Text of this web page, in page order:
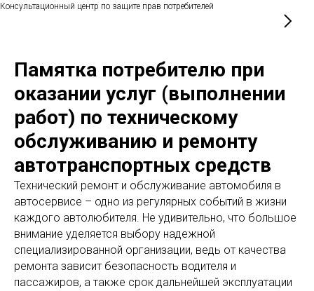
Консультационный центр по защите прав потребителей
Памятка потребителю при
оказании услуг (выполнении
работ) по техническому
обслуживанию и ремонту
автотранспортных средств
Технический ремонт и обслуживание автомобиля в
автосервисе – одно из регулярных событий в жизни
каждого автолюбителя. Не удивительно, что большое
внимание уделяется выбору надежной
специализированной организации, ведь от качества
ремонта зависит безопасность водителя и
пассажиров, а также срок дальнейшей эксплуатации